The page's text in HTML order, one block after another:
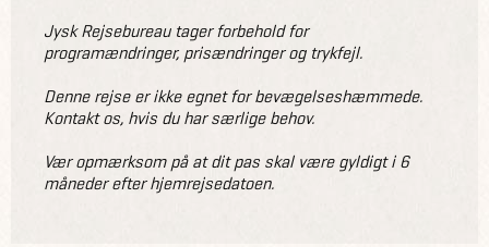
Jysk Rejsebureau tager forbehold for
programændringer, prisændringer og trykfejl.
Denne rejse er ikke egnet for bevægelseshæmmede.
Kontakt os, hvis du har særlige behov.
Vær opmærksom på at dit pas skal være gyldigt i 6
måneder efter hjemrejsedatoen.